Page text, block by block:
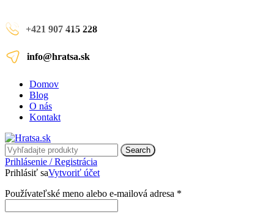
+421 907 415 228
info@hratsa.sk
Domov
Blog
O nás
Kontakt
Search
Prihlásenie / Registrácia
Prihlásiť saVytvoriť účet
Používateľské meno alebo e-mailová adresa *